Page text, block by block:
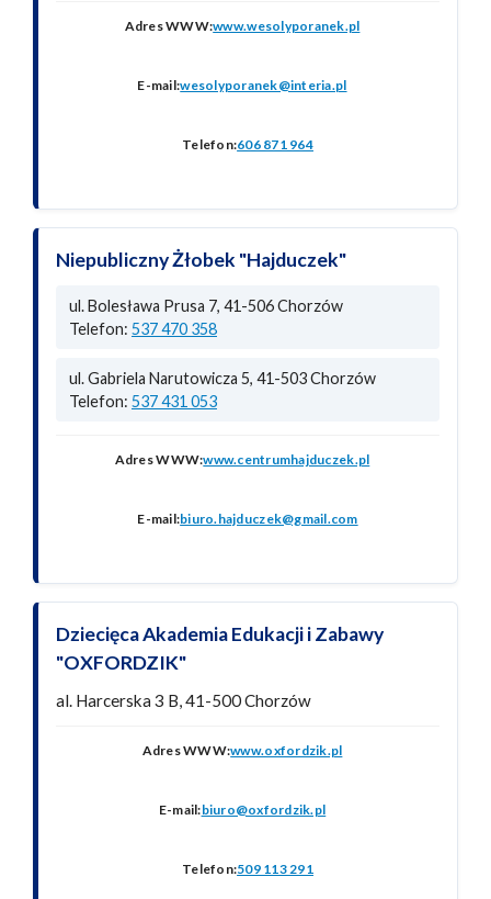
Adres WWW:www.wesolyporanek.pl
E-mail:wesolyporanek@interia.pl
Telefon:606 871 964
Niepubliczny Żłobek "Hajduczek"
ul. Bolesława Prusa 7, 41-506 Chorzów
Telefon: 537 470 358
ul. Gabriela Narutowicza 5, 41-503 Chorzów
Telefon: 537 431 053
Adres WWW:www.centrumhajduczek.pl
E-mail:biuro.hajduczek@gmail.com
Dziecięca Akademia Edukacji i Zabawy
"OXFORDZIK"
al. Harcerska 3 B, 41-500 Chorzów
Adres WWW:www.oxfordzik.pl
E-mail:biuro@oxfordzik.pl
Telefon:509 113 291